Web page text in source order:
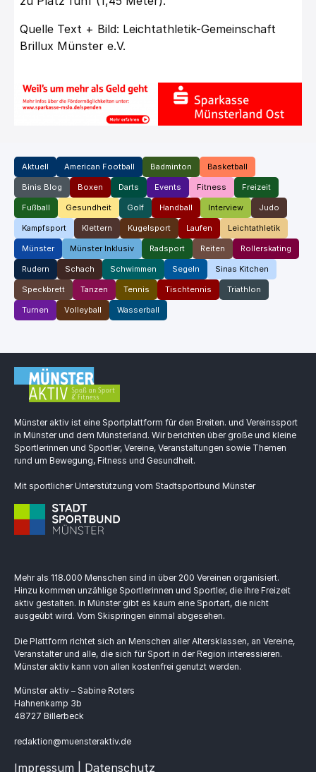
Quelle Text + Bild: Leichtathletik-Gemeinschaft
Brillux Münster e.V.
Aktuell American Football Badminton Basketball
Binis Blog Boxen Darts Events Fitness Freizeit
Fußball Gesundheit Golf Handball Interview Judo
Kampfsport Klettern Kugelsport Laufen Leichtathletik
Münster Münster Inklusiv Radsport Reiten Rollerskating
Rudern Schach Schwimmen Segeln Sinas Kitchen
Speckbrett Tanzen Tennis Tischtennis Triathlon
Turnen Volleyball Wasserball
Münster aktiv ist eine Sportplattform für den Breiten. und Vereinssport
in Münster und dem Münsterland. Wir berichten über große und kleine
Sportlerinnen und Sportler, Vereine, Veranstaltungen sowie Themen
rund um Bewegung, Fitness und Gesundheit.
Mit sportlicher Unterstützung vom Stadtsportbund Münster
Mehr als 118.000 Menschen sind in über 200 Vereinen organisiert.
Hinzu kommen unzählige Sportlerinnen und Sportler, die ihre Freizeit
aktiv gestalten. In Münster gibt es kaum eine Sportart, die nicht
ausgeübt wird. Vom Skispringen einmal abgesehen.
Die Plattform richtet sich an Menschen aller Altersklassen, an Vereine,
Veranstalter und alle, die sich für Sport in der Region interessieren.
Münster aktiv kann von allen kostenfrei genutzt werden.
Münster aktiv – Sabine Roters
Hahnenkamp 3b
48727 Billerbeck
redaktion@muensteraktiv.de
Impressum | Datenschutz